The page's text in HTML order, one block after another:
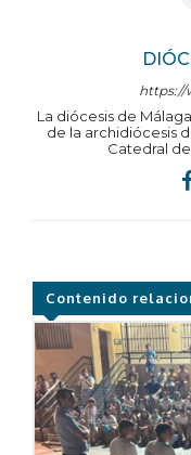
https://
La diócesis de
de la archidiócesis
Catedral
Contenido